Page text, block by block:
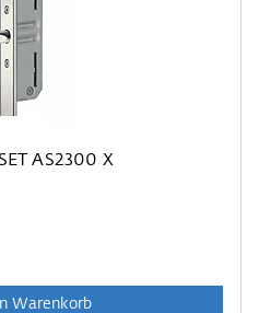
AS2300 X
Warenkorb